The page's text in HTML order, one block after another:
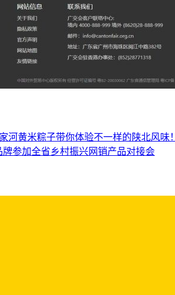
河黄米粽子带你体验不一样的陕北风味！
牌参加全省乡村振兴网销产品对接会